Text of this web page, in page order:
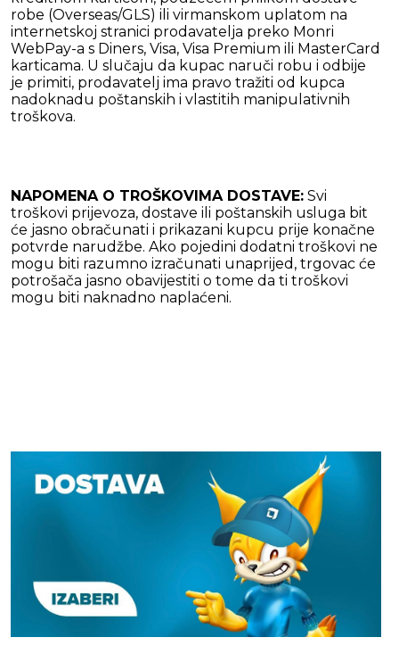
robe (Overseas/GLS) ili virmanskom uplatom na
internetskoj stranici prodavatelja preko Monri
WebPay-a s Diners, Visa, Visa Premium ili MasterCard
karticama. U slučaju da kupac naruči robu i odbije
je primiti, prodavatelj ima pravo tražiti od kupca
nadoknadu poštanskih i vlastitih manipulativnih
troškova.
NAPOMENA O TROŠKOVIMA DOSTAVE: Svi
troškovi prijevoza, dostave ili poštanskih usluga bit
će jasno obračunati i prikazani kupcu prije konačne
potvrde narudžbe. Ako pojedini dodatni troškovi ne
mogu biti razumno izračunati unaprijed, trgovac će
potrošača jasno obavijestiti o tome da ti troškovi
mogu biti naknadno naplaćeni.